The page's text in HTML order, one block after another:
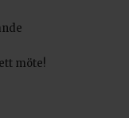
möte!